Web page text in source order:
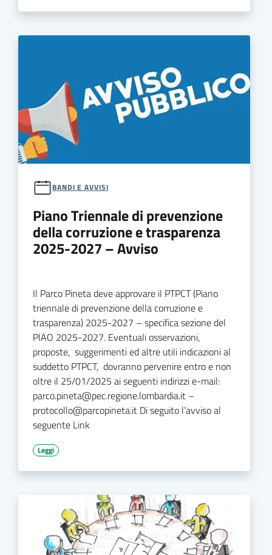
BANDI E AVVISI
Piano Triennale di prevenzione
della corruzione e trasparenza
2025-2027 – Avviso
Il Parco Pineta deve approvare il PTPCT (Piano
triennale di prevenzione della corruzione e
trasparenza) 2025-2027 – specifica sezione del
PIAO 2025-2027. Eventuali osservazioni,
proposte, suggerimenti ed altre utili indicazioni al
suddetto PTPCT, dovranno pervenire entro e non
oltre il 25/01/2025 ai seguenti indirizzi e-mail:
parco.pineta@pec.regione.lombardia.it –
protocollo@parcopineta.it Di seguito l’avviso al
seguente Link
Leggi